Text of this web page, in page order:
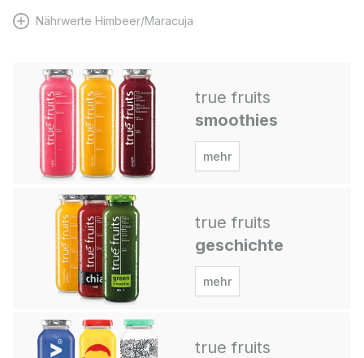
Nährwerte Himbeer/Maracuja
true fruits
smoothies
mehr
true fruits
geschichte
mehr
true fruits